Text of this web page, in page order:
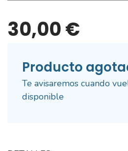
30,00 €
Producto
Te avisaremos cuando
disponible